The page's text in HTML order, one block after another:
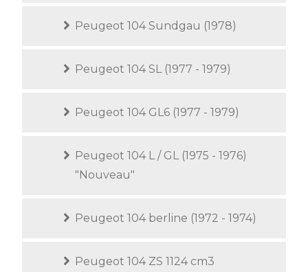
Peugeot 104 Sundgau (1978)
Peugeot 104 SL (1977 - 1979)
Peugeot 104 GL6 (1977 - 1979)
Peugeot 104 L / GL (1975 - 1976)
"Nouveau"
Peugeot 104 berline (1972 - 1974)
Peugeot 104 ZS 1124 cm3